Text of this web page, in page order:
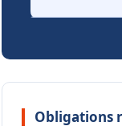
Obligations